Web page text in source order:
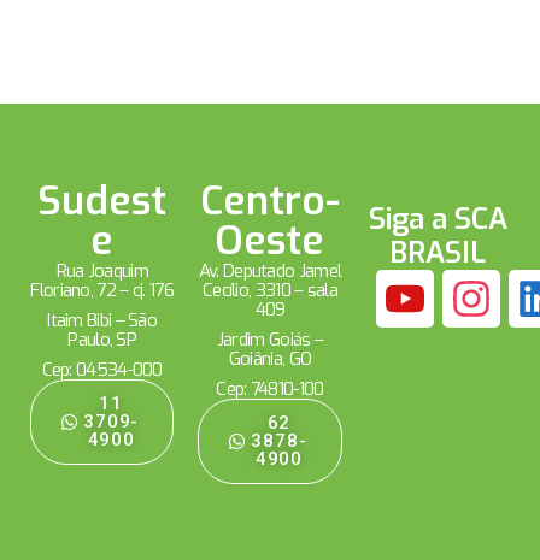
Sudest
e
Rua Joaquim
Floriano, 72 – cj. 176
Itaim Bibi – São
Paulo, SP
Cep: 04534-000
11
3709-
4900
Centro-
Oeste
Av. Deputado Jamel
Cecílio, 3310 – sala
409
Jardim Goiás –
Goiânia, GO
Cep: 74810-100
62
3878-
4900
Siga a SCA
BRASIL